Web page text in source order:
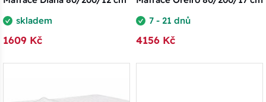
skladem
1609 Kč
7 - 21 dnů
4156 Kč